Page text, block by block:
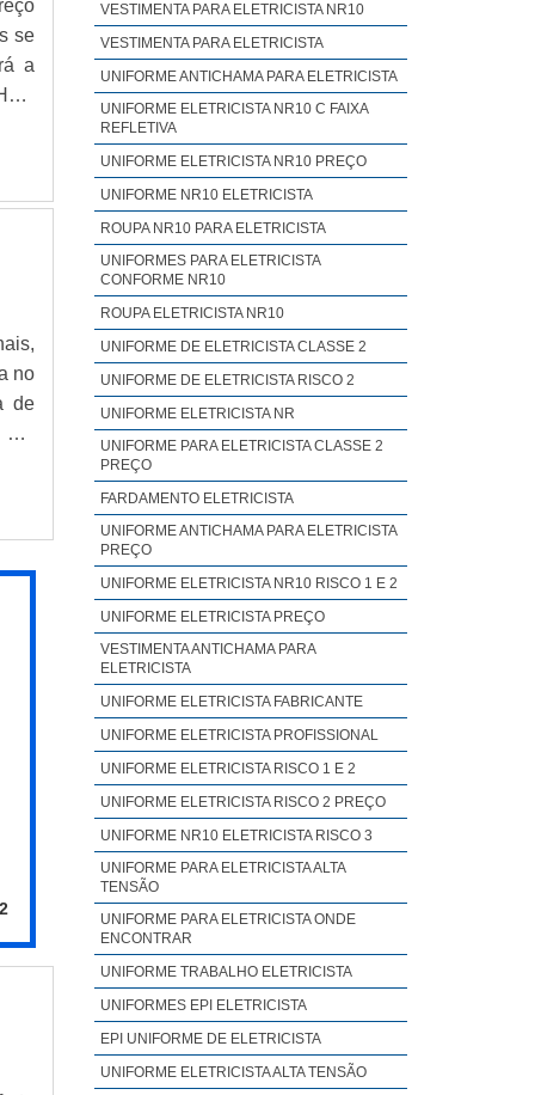
a
se
a
a
na
no
de
de
de
e
É
VESTIMENTA PARA ELETRICISTA NR10
VESTIMENTA PARA ELETRICISTA
UNIFORME ANTICHAMA PARA ELETRICISTA
UNIFORME ELETRICISTA NR10 C FAIXA
REFLETIVA
UNIFORME ELETRICISTA NR10 PREÇO
UNIFORME NR10 ELETRICISTA
ROUPA NR10 PARA ELETRICISTA
UNIFORMES PARA ELETRICISTA
CONFORME NR10
ROUPA ELETRICISTA NR10
UNIFORME DE ELETRICISTA CLASSE 2
UNIFORME DE ELETRICISTA RISCO 2
UNIFORME ELETRICISTA NR
UNIFORME PARA ELETRICISTA CLASSE 2
PREÇO
FARDAMENTO ELETRICISTA
UNIFORME ANTICHAMA PARA ELETRICISTA
PREÇO
UNIFORME ELETRICISTA NR10 RISCO 1 E 2
UNIFORME ELETRICISTA PREÇO
VESTIMENTA ANTICHAMA PARA
ELETRICISTA
UNIFORME ELETRICISTA FABRICANTE
UNIFORME ELETRICISTA PROFISSIONAL
UNIFORME ELETRICISTA RISCO 1 E 2
UNIFORME ELETRICISTA RISCO 2 PREÇO
UNIFORME NR10 ELETRICISTA RISCO 3
UNIFORME PARA ELETRICISTA ALTA
TENSÃO
UNIFORME PARA ELETRICISTA ONDE
ENCONTRAR
UNIFORME TRABALHO ELETRICISTA
UNIFORMES EPI ELETRICISTA
EPI UNIFORME DE ELETRICISTA
UNIFORME ELETRICISTA ALTA TENSÃO